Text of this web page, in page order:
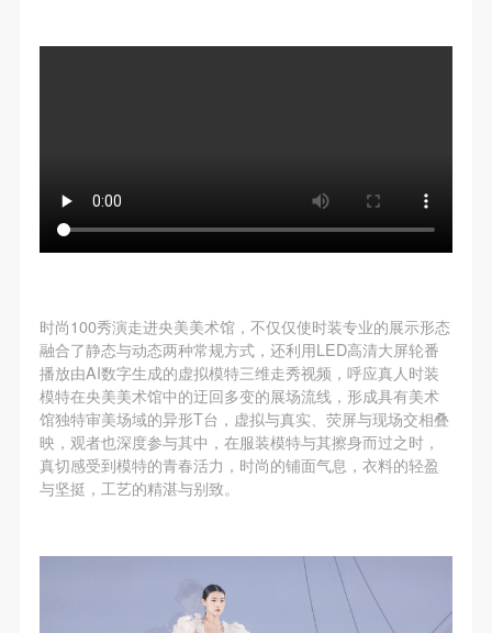
时尚100秀演走进央美美术馆，不仅仅使时装专业的展示形态
融合了静态与动态两种常规方式，还利用LED高清大屏轮番
播放由AI数字生成的虚拟模特三维走秀‌视频，呼应真人时装
模特在央美美术馆中的迂回多变的展场流线，形成具有美术
馆独特审美场域的异形T台，虚拟与真实、荧屏与现场交相叠
映，观者也深度参与其中，在服装模特与其擦身而过之时，
真切感受到模特的青春活力，时尚的铺面气息，衣料的轻盈
与坚挺，工艺的精湛与别致。
参与活动者在参与活动时应当在美术馆工作人员及活
具、材料、设备或设施的故障或损坏。参与活动者应
当承当相应的全部责任，并主动赔偿相应的经济损
失。活动中任何非事故当事人及美术馆将不承担人身
中央美术学院美术馆肖像权许可使用协议
根据《中华人民共和国广告法》、《中华人民共和国
民法通则》以及 最高人民法院关于贯彻执行 《中华
人民共和国民法通则》若干问题的意见（试行）>的
有关规定，为明确肖像许可方（甲方）和使用方（乙
方）的权利义务关系，经双方友好协商，甲乙双方就
带有甲方肖像的作品的使用达成如下一致协议：
（1）、甲方为本协议中的肖像权人，自愿将自己的
肖像权许可乙方作符合本协议约定和法律规定的用
参与活动者在参与活动时应当在美术馆工作人员及活
具、材料、设备或设施的故障或损坏。参与活动者应
当承当相应的全部责任，并主动赔偿相应的经济损
失。活动中任何非事故当事人及美术馆将不承担人身
中央美术学院美术馆肖像权许可使用协议
根据《中华人民共和国广告法》、《中华人民共和国
民法通则》以及 最高人民法院关于贯彻执行 《中华
人民共和国民法通则》若干问题的意见（试行）>的
有关规定，为明确肖像许可方（甲方）和使用方（乙
方）的权利义务关系，经双方友好协商，甲乙双方就
带有甲方肖像的作品的使用达成如下一致协议：
（1）、甲方为本协议中的肖像权人，自愿将自己的
肖像权许可乙方作符合本协议约定和法律规定的用
参与活动者在参与活动时应当在美术馆工作人员及活
具、材料、设备或设施的故障或损坏。参与活动者应
当承当相应的全部责任，并主动赔偿相应的经济损
失。活动中任何非事故当事人及美术馆将不承担人身
中央美术学院美术馆肖像权许可使用协议
根据《中华人民共和国广告法》、《中华人民共和国
民法通则》以及 最高人民法院关于贯彻执行 《中华
人民共和国民法通则》若干问题的意见（试行）>的
有关规定，为明确肖像许可方（甲方）和使用方（乙
方）的权利义务关系，经双方友好协商，甲乙双方就
带有甲方肖像的作品的使用达成如下一致协议：
（1）、甲方为本协议中的肖像权人，自愿将自己的
肖像权许可乙方作符合本协议约定和法律规定的用